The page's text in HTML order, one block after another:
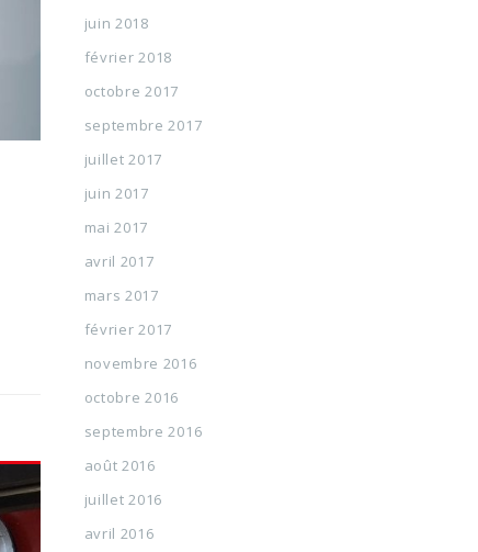
juin 2018
février 2018
octobre 2017
septembre 2017
juillet 2017
juin 2017
mai 2017
avril 2017
mars 2017
février 2017
novembre 2016
octobre 2016
septembre 2016
août 2016
juillet 2016
avril 2016